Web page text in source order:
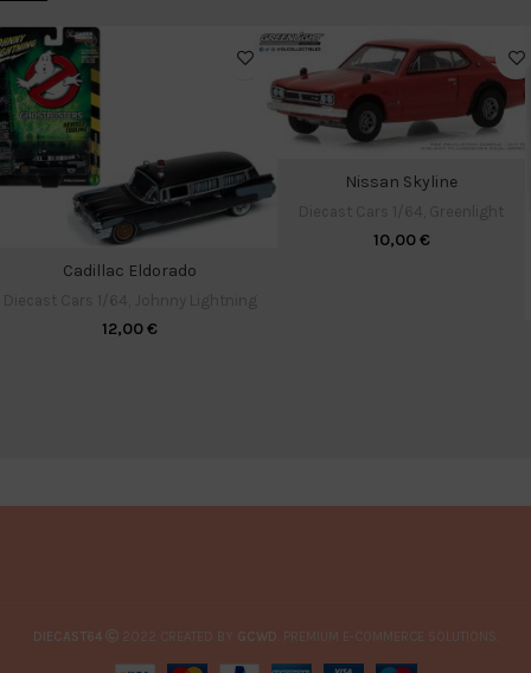
Cadillac Eldorado
12,00€
Nissan Skyline
10,00€
DIECAST64 2022 CREATED BY GCWD . PREMIUM E-COMMERCE SOLUTIONS.